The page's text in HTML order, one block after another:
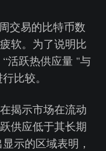
交易的比特币数
软。为了说明比
活跃热供应量 "与
比较。
揭示市场在流动
供应低于其长期
示的区域表明，